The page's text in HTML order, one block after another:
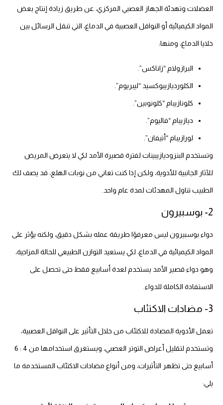
العضلات وتهدئة الجهاز العصبي المركزي، عن طريق زيادة إنتاج بعض
المواد الكيميائية أو النواقل العصبية في الدماغ، التي تنقل الرسائل بين
خلايا الدماغ، ومنها:
البرازولام “زاناكس”.
الكلورديازيبوكسيد “ليبريوم”.
كلونازيبام “كلونوبين”.
ديازيبام “فاليوم”.
لورازيبام “أتيفان”.
وتستخدم البنزوديازيبينات لفترة قصيرة الأمد لكي لا يتعرض المريض
للآثار الجانبية للأدوية، ولكن إذا كنت تعاني من نوبات الهلع، قد يصف لك
الطبيب تناول المهدئات لمدة عام واحد.
2- بوسبيرون
دواء بوسبيرون ليس معرفوًا طريقة عمله بشكل دقيق، ولكنه يؤثر على
المواد الكيميائية في الدماغ، لكي يستعيد التوازن الطبيعي للحالة المزاجية،
وهو دواء قصير الأمد يستخدم لعدة أسابيع فقط حتى تحصل على
الاستفادة الكاملة للدواء.
3- مضادات الاكتئاب
تعمل الأدوية المضادة للاكتئاب من خلال التأثير على النواقل العصبية،
وتستخدم لتقليل أعراض التوتر العصبي، ويستغرق استخدامها من 4 : 6
أسابيع حتى تظهر التأثيرات، ومن أنواع مضادات الاكتئاب المستخدمة ما
يلي: